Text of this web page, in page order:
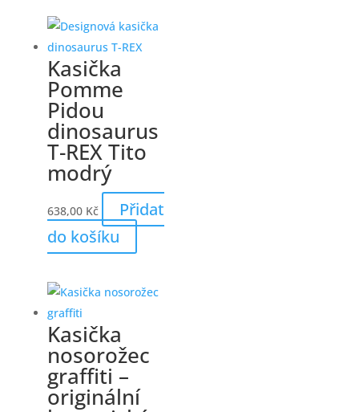
kapesného, mincí i drobných bankovek.
Dítě si může stanovit cíl, například hračku
nebo výlet, a sledovat postupné šetření.
Doporučené doplňky
K pokladničce můžete přidat dětskou
peněženku, dárkovou krabičku nebo první
mince. Vznikne tak praktický a osobní
dárek.
Péče o keramickou pokladničku
Pokladničku otírejte suchým nebo mírně
vlhkým hadříkem a umístěte ji na stabilní
místo mimo okraj poličky, aby nedošlo k
Související produkty